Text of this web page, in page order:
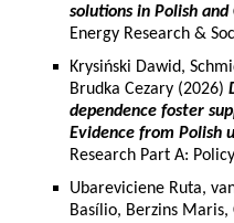
solutions in Polish and
Energy Research &
Krysiński Dawid,
Brudka Cezary (2026)
dependence foster
Evidence from Polish
Research Part A:
Ubareviciene Ruta,
Basílio, Berzins